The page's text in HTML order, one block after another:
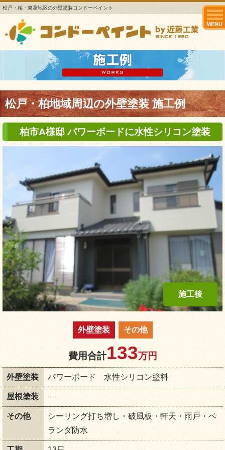
松戸・柏・東葛地区の外壁塗装コンドーペイント
MENU
松戸・柏地域周辺の外壁塗装 施工例
柏市A様邸 パワーボードに水性シリコン塗装
外壁塗装 その他
費用合計133万円
外壁塗装 パワーボード 水性シリコン塗料
屋根塗装 －
その他
シーリング打ち増し・破風板・軒天・雨戸・ベ
ランダ防水